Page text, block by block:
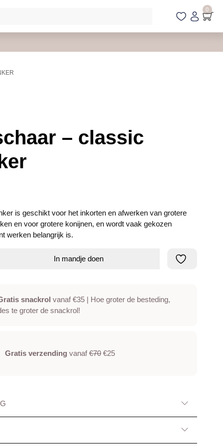
0
– classic
is geschikt voor het inkorten en afwerken van grotere
en voor grotere konijnen, en wordt vaak gekozen
werken belangrijk is.
In mandje doen
snackrol vanaf €35 | Hoe groter de besteding,
te groter de snackrol!
Gratis verzending vanaf€70 €25